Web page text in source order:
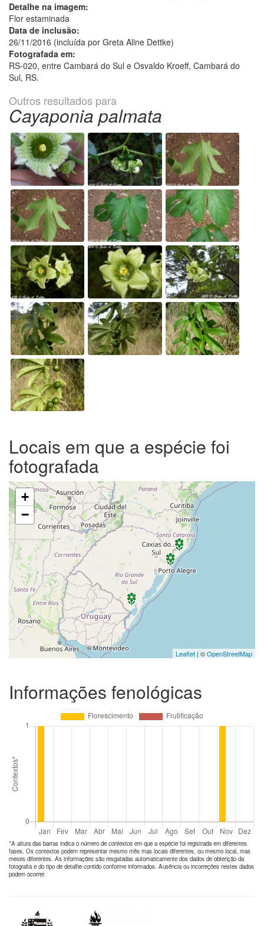
Detalhe na imagem:
Flor estaminada
Data de inclusão:
26/11/2016 (incluída por Greta Aline Dettke)
Fotografada em:
RS-020, entre Cambará do Sul e Osvaldo Kroeff, Cambará do
Sul, RS.
Outros resultados para
Cayaponia palmata
Locais em que a espécie foi
fotografada
+
−
Leaflet | ©OpenStreetMap
Informações fenológicas
*A altura das barras indica o número de contextos em que a espécie foi registrada em diferentes
fases. Os contextos podem representar mesmo mês mas locais diferentes, ou mesmo local, mas
meses diferentes. As informações são resgatadas automaticamente dos dados de obtenção da
fotografia e do tipo de detalhe contido conforme informados. Ausência ou incorreções nestes dados
podem ocorrer.